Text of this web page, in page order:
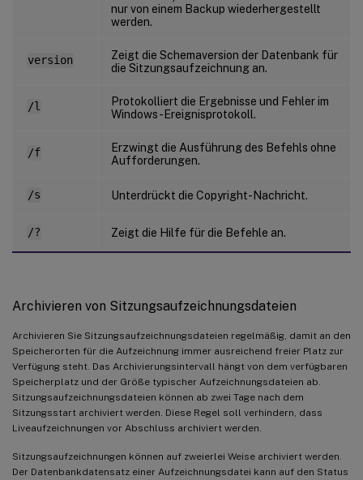
nur von einem Backup wiederhergestellt
werden.
version
Zeigt die Schemaversion der Datenbank für
die Sitzungsaufzeichnung an.
/l
Protokolliert die Ergebnisse und Fehler im
Windows-Ereignisprotokoll.
/f
Erzwingt die Ausführung des Befehls ohne
Aufforderungen.
/s Unterdrückt die Copyright-Nachricht.
/? Zeigt die Hilfe für die Befehle an.
Archivieren von Sitzungsaufzeichnungsdateien
Archivieren Sie Sitzungsaufzeichnungsdateien regelmäßig, damit an den
Speicherorten für die Aufzeichnung immer ausreichend freier Platz zur
Verfügung steht. Das Archivierungsintervall hängt von dem verfügbaren
Speicherplatz und der Größe typischer Aufzeichnungsdateien ab.
Sitzungsaufzeichnungsdateien können ab zwei Tage nach dem
Sitzungsstart archiviert werden. Diese Regel soll verhindern, dass
Liveaufzeichnungen vor Abschluss archiviert werden.
Sitzungsaufzeichnungen können auf zweierlei Weise archiviert werden.
Der Datenbankdatensatz einer Aufzeichnungsdatei kann auf den Status